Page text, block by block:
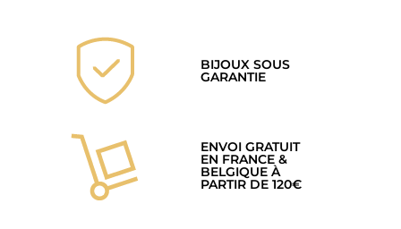
BIJOUX SOUS
GARANTIE
ENVOI GRATUIT
EN FRANCE &
BELGIQUE À
PARTIR DE 120€